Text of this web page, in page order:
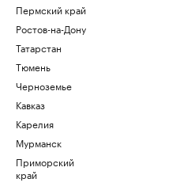
Пермский край
Ростов-на-Дону
Татарстан
Тюмень
Черноземье
Кавказ
Карелия
Мурманск
Приморский
край